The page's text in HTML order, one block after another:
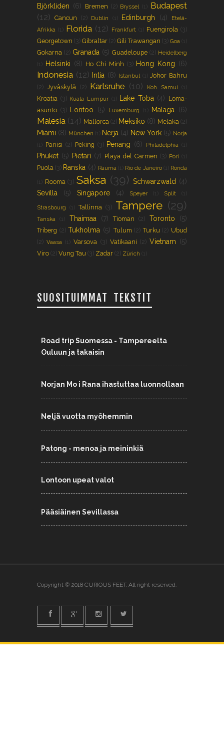
Björkliden (6) Bremen (2) Bryssel (1)
Budapest
(12)
Cancun (2) Dublin (1) Edinburgh (4)
Etelä-
Afrikka
(1) Florida (12) Frankfurt (1) Fuengirola (3)
Georgetown (3) Gibraltar (2) Gili Trawangan (3) Goa (1)
Gokarna (2) Granada (5) Guadeloupe (2) Heidelberg
(1)
Helsinki (8) Ho Chi Minh (3) Hong Kong (6)
Indonesia (12) Intia (8) Istanbul (1)
Johor Bahru
(2) Jyväskylä (2) Karlsruhe (10) Koh Samui (1)
Kroatia (3) Kuala Lumpur (1) Lake Toba (4) Loma-
asunto (3) Lontoo (5) Luxemburg (1) Malaga (6)
Malesia (14) Mallorca (2) Meksiko (8) Melaka (2)
Miami (8) München (1) Nerja (4) New York (5) Norja
(1)
Pariisi (2) Peking (3) Penang (6) Philadelphia (1)
Phuket (5) Pietari (7) Playa del Carmen (3) Pori (1)
Puola (3) Ranska (4) Rauma (1) Rio de Janeiro (1)
Ronda
(1)
Rooma (3) Saksa (39) Schwarzwald (4)
Sevilla
(5) Singapore (4) Speyer (1) Split
(1)
Strasbourg
(1) Tallinna (3) Tampere (29)
Tanska (1) Thaimaa (7) Tioman (2) Toronto (5)
Triberg (2) Tukholma (5) Tulum (2) Turku (2) Ubud
(2) Vaasa (1) Varsova (3) Vatikaani (2) Vietnam (5)
Viro (2) Vung Tau (3) Zadar (2) Zürich (1)
SUOSITUIMMAT TEKSTIT
Road trip Suomessa - Tampereelta
Ouluun ja takaisin
Norjan Mo i Rana ihastuttaa luonnollaan
Neljä vuotta myöhemmin
Patong - menoa ja meininkiä
Lontoon upeat valot
Pääsiäinen Sevillassa
Copyright © 2018 CURIOUS FEET. All right reserved.